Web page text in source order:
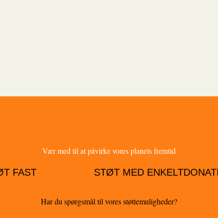
Vær med til at påvirke vores planets fremtid
FAST STØT MED
Har du spørgsmål til vores støttemuligheder?